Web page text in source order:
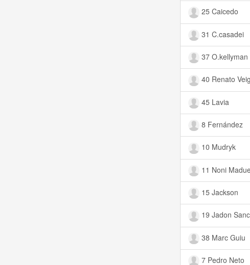
25 Caicedo
31 C.casadei
37 O.kellyman
40 Renato
45 Lavia
8 Fernández
10 Mudryk
11 Noni
15 Jackson
19 Jadon
38 Marc Guiu
7 Pedro Neto